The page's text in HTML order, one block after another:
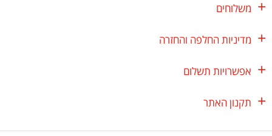
משלוחים
מדיניות החלפה והחזרה
אפשרויות תשלום
תקנון האתר